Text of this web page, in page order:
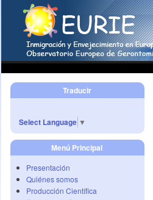
Traducir
Select Language ▼
Menú Principal
Presentación
Quiénes somos
Producción Científica